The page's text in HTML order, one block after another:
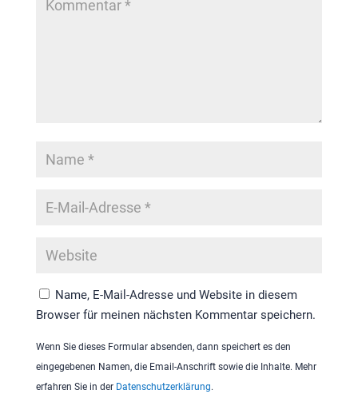
Name, E-Mail-Adresse und Website in diesem
Browser für meinen nächsten Kommentar speichern.
Wenn Sie dieses Formular absenden, dann speichert es den
eingegebenen Namen, die Email-Anschrift sowie die Inhalte. Mehr
erfahren Sie in der Datenschutzerklärung.